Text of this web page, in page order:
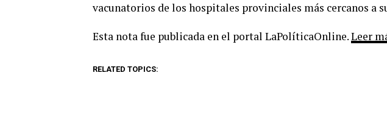
vacunatorios de los hospitales provinciales más cercanos a
Esta nota fue publicada en el portal LaPolíticaOnline.Leer
RELATED TOPICS: